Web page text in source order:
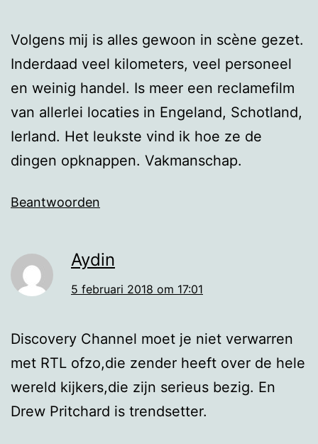
Volgens mij is alles gewoon in scène gezet.
Inderdaad veel kilometers, veel personeel
en weinig handel. Is meer een reclamefilm
van allerlei locaties in Engeland, Schotland,
Ierland. Het leukste vind ik hoe ze de
dingen opknappen. Vakmanschap.
Beantwoorden
Aydin
5 februari 2018 om 17:01
Discovery Channel moet je niet verwarren
met RTL ofzo,die zender heeft over de hele
wereld kijkers,die zijn serieus bezig. En
Drew Pritchard is trendsetter.